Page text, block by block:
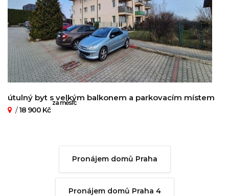
útulný byt s velkým balkonem a parkovacím místem
/18 900 Kč
za měsíc
Pronájem domů Praha
Pronájem domů Praha 4